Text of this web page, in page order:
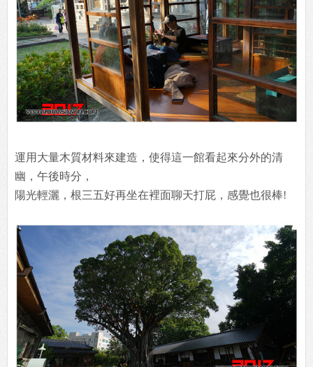
運用大量木質材料來建造，使得這一館看起來分外的清
幽，午後時分，
陽光輕灑，根三五好再坐在裡面聊天打屁，感覺也很棒!